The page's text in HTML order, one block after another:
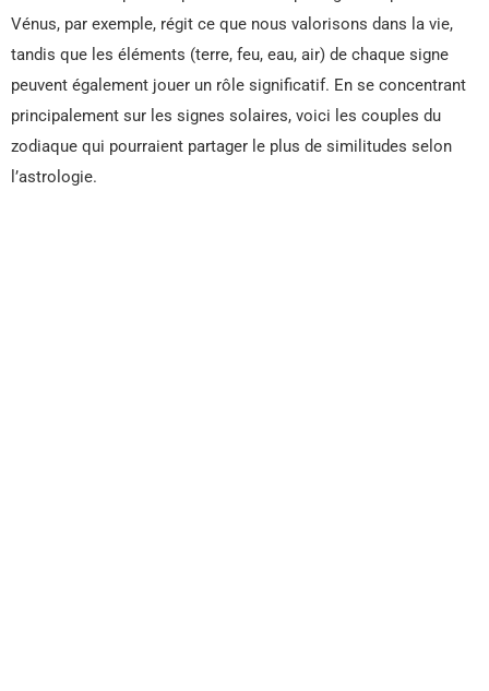
Vénus, par exemple, régit ce que nous valorisons dans la vie,
tandis que les éléments (terre, feu, eau, air) de chaque signe
peuvent également jouer un rôle significatif. En se concentrant
principalement sur les signes solaires, voici les couples du
zodiaque qui pourraient partager le plus de similitudes selon
l’astrologie.